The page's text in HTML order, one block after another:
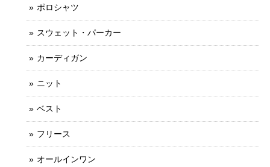
ポロシャツ
スウェット・パーカー
カーディガン
ニット
ベスト
フリース
オールインワン